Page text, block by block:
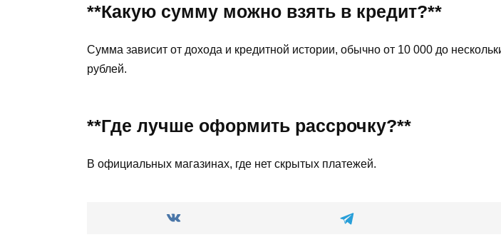
**Какую сумму можно взять в кредит?**
Сумма зависит от дохода и кредитной истории, обычно от 10 000 до
рублей.
**Где лучше оформить рассрочку?**
В официальных магазинах, где нет скрытых платежей.